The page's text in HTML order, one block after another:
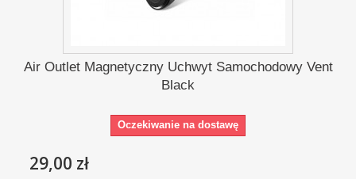
Air Outlet Magnetyczny Uchwyt Samochodowy Vent
Black
Oczekiwanie na dostawę
29,00 zł